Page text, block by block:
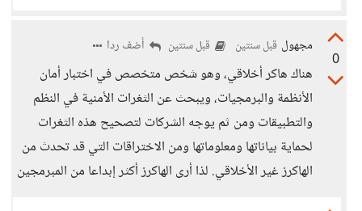
0
مجهول قبل سنتين قبل سنتين أضف ردا
هناك هاكر أخلاقي، وهو شخص متخصص في اختبار أمان
الأنظمة والبرمجيات، ويبحث عن الثغرات الأمنية في النظم
والتطبيقات ومن ثم يوجه الشركات لتصحيح هذه الثغرات
لحماية بياناتها ومعلوماتها ومن الاختراقات التي قد تحدث من
الهاكرز غير الأخلاقي. لذا أرى الهاكرز أكثر إبداعا من المبرمجين